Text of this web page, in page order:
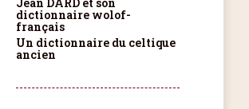
dictionnaire wolof-
français
Un dictionnaire du celtique
ancien